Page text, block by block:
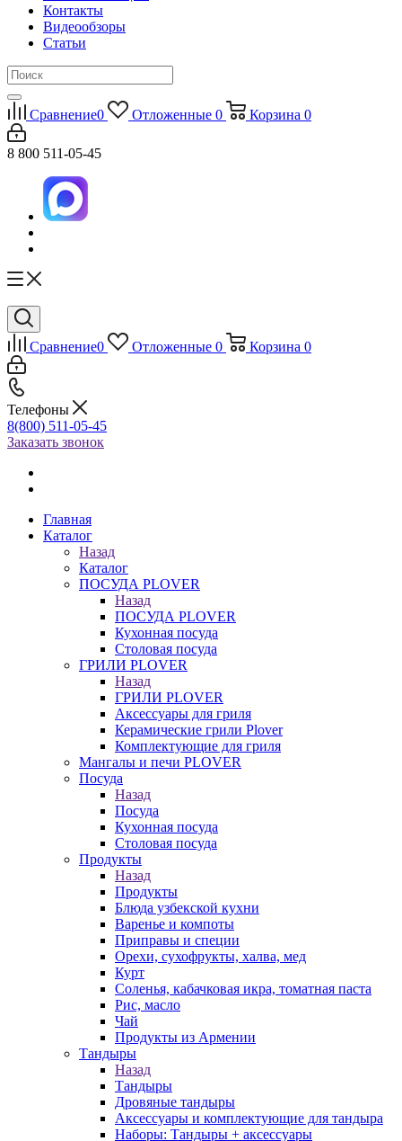
Контакты
Видеообзоры
Статьи
Сравнение0 Отложенные 0 Корзина 0
8 800 511-05-45
Сравнение0 Отложенные 0 Корзина 0
Телефоны
8(800) 511-05-45
Заказать звонок
Главная
Каталог
Назад
Каталог
ПОСУДА PLOVER
Назад
ПОСУДА PLOVER
Кухонная посуда
Столовая посуда
ГРИЛИ PLOVER
Назад
ГРИЛИ PLOVER
Аксессуары для гриля
Керамические грили Plover
Комплектующие для гриля
Мангалы и печи PLOVER
Посуда
Назад
Посуда
Кухонная посуда
Столовая посуда
Продукты
Назад
Продукты
Блюда узбекской кухни
Варенье и компоты
Приправы и специи
Орехи, сухофрукты, халва, мед
Курт
Соленья, кабачковая икра, томатная паста
Рис, масло
Чай
Продукты из Армении
Тандыры
Назад
Тандыры
Дровяные тандыры
Аксессуары и комплектующие для тандыра
Наборы: Тандыры + аксессуары